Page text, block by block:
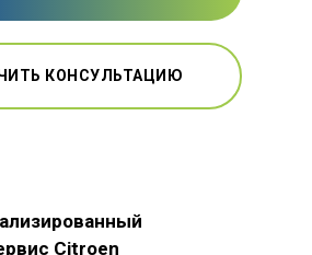
КОНСУЛЬТАЦИЮ
Citroen